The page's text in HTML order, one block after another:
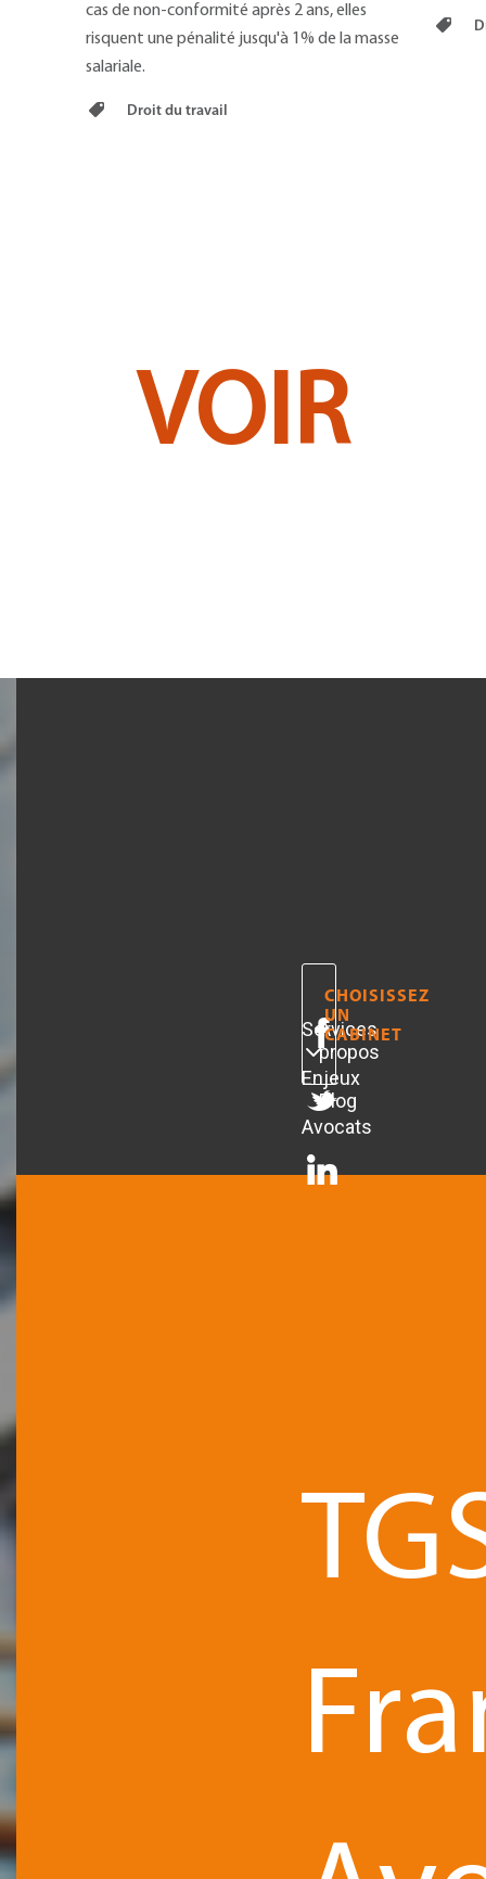
cas de non-conformité après 2 ans, elles
risquent une pénalité jusqu'à 1% de la masse
salariale.
Droit du travail
VOIR
Services
Enjeux
Avocats
A
propos
Blog
CHOISISSEZ
UN
CABINET